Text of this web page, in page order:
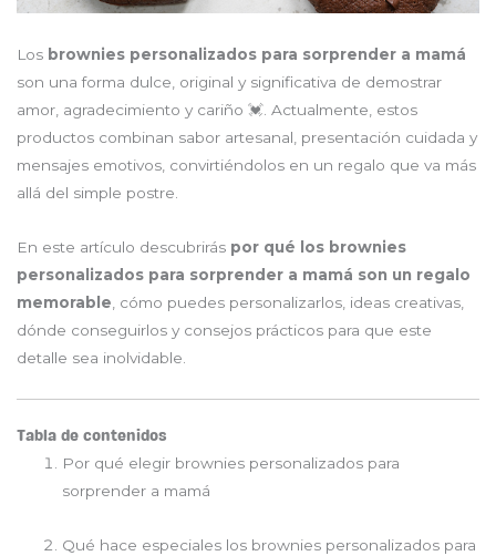
Los brownies personalizados para sorprender a mamá
son una forma dulce, original y significativa de demostrar
amor, agradecimiento y cariño 💓. Actualmente, estos
productos combinan sabor artesanal, presentación cuidada y
mensajes emotivos, convirtiéndolos en un regalo que va más
allá del simple postre.
En este artículo descubrirás por qué los brownies
personalizados para sorprender a mamá son un regalo
memorable , cómo puedes personalizarlos, ideas creativas,
dónde conseguirlos y consejos prácticos para que este
detalle sea inolvidable.
Tabla de contenidos
Por qué elegir brownies personalizados para
sorprender a mamá
Qué hace especiales los brownies personalizados para